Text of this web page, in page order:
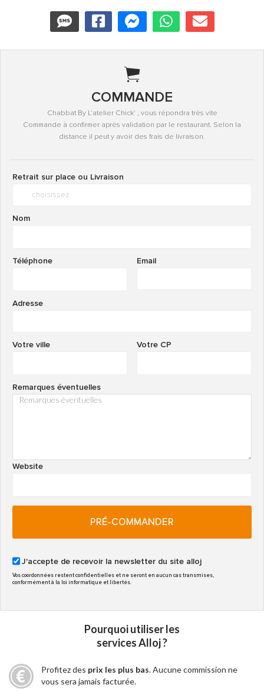
COMMANDE
Chabbat By L'atelier Chick' , vous répondra très vite
Commande à confirmer après validation par le restaurant. Selon la
distance il peut y avoir des frais de livraison.
Retrait sur place ou Livraison
Nom
Email
Téléphone
Adresse
Votre CP
Votre ville
Remarques éventuelles
Website
PRÉ-COMMANDER
J'accepte de recevoir la newsletter du site alloj
Vos coordonnées restent confidentielles et ne seront en aucun cas transmises,
conformément à la loi informatique et libertés.
Pourquoi utiliser les
services Alloj ?
Profitez des prix les plus bas. Aucune commission ne
vous sera jamais facturée.